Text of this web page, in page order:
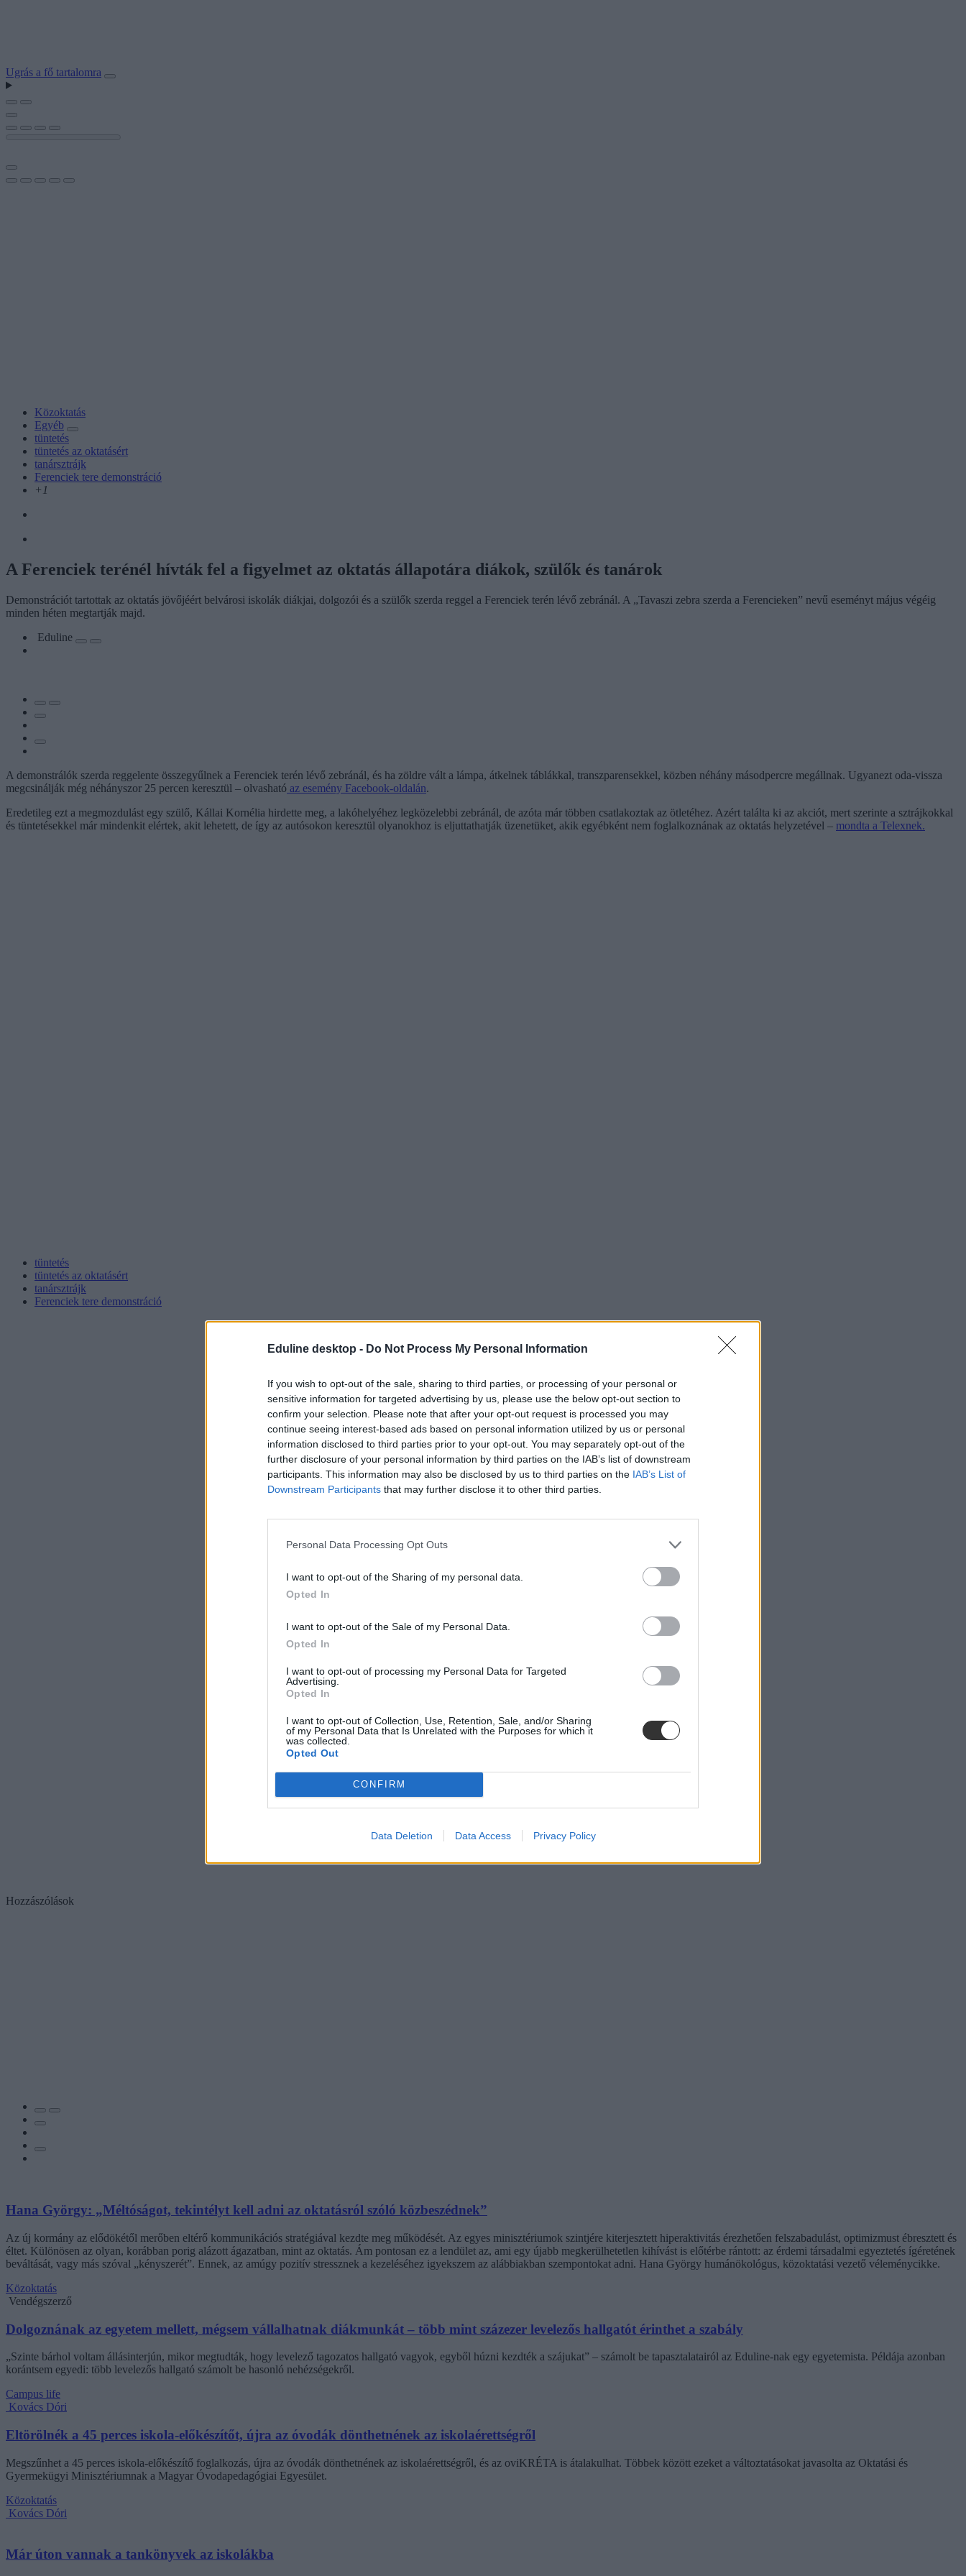
Eduline desktop - Do Not Process My Personal Information
If you wish to opt-out of the sale, sharing to third parties, or processing of your personal or
sensitive information for targeted advertising by us, please use the below opt-out section to
confirm your selection. Please note that after your opt-out request is processed you may
continue seeing interest-based ads based on personal information utilized by us or personal
information disclosed to third parties prior to your opt-out. You may separately opt-out of the
further disclosure of your personal information by third parties on the IAB’s list of downstream
participants. This information may also be disclosed by us to third parties on the IAB’s List of
Downstream Participants that may further disclose it to other third parties.
Personal Data Processing Opt Outs
I want to opt-out of the Sharing of my personal data.
Opted In
I want to opt-out of the Sale of my Personal Data.
Opted In
I want to opt-out of processing my Personal Data for Targeted
Advertising.
Opted In
I want to opt-out of Collection, Use, Retention, Sale, and/or Sharing
of my Personal Data that Is Unrelated with the Purposes for which it
was collected.
Opted Out
CONFIRM
Data Deletion Data Access Privacy Policy
Ugrás a fő tartalomra
Közoktatás
Egyéb
tüntetés
tüntetés az oktatásért
tanársztrájk
Ferenciek tere demonstráció
+1
A Ferenciek terénél hívták fel a figyelmet az oktatás állapotára diákok, szülők és tanárok
Demonstrációt tartottak az oktatás jövőjéért belvárosi iskolák diákjai, dolgozói és a szülők szerda reggel a Ferenciek terén lévő zebránál. A „Tavaszi zebra szerda a Ferencieken” nevű eseményt május végéig
minden héten megtartják majd.
Eduline
A demonstrálók szerda reggelente összegyűlnek a Ferenciek terén lévő zebránál, és ha zöldre vált a lámpa, átkelnek táblákkal, transzparensekkel, közben néhány másodpercre megállnak. Ugyanezt oda-vissza
megcsinálják még néhányszor 25 percen keresztül – olvasható az esemény Facebook-oldalán.
Eredetileg ezt a megmozdulást egy szülő, Kállai Kornélia hirdette meg, a lakóhelyéhez legközelebbi zebránál, de azóta már többen csatlakoztak az ötletéhez. Azért találta ki az akciót, mert szerinte a sztrájkokkal
és tüntetésekkel már mindenkit elértek, akit lehetett, de így az autósokon keresztül olyanokhoz is eljuttathatják üzenetüket, akik egyébként nem foglalkoznának az oktatás helyzetével – mondta a Telexnek.
tüntetés
tüntetés az oktatásért
tanársztrájk
Ferenciek tere demonstráció
Hozzászólások
Hana György: „Méltóságot, tekintélyt kell adni az oktatásról szóló közbeszédnek”
Az új kormány az elődökétől merőben eltérő kommunikációs stratégiával kezdte meg működését. Az egyes minisztériumok szintjére kiterjesztett hiperaktivitás érezhetően felszabadulást, optimizmust ébresztett és
éltet. Különösen az olyan, korábban porig alázott ágazatban, mint az oktatás. Ám pontosan ez a lendület az, ami egy újabb megkerülhetetlen kihívást is előtérbe rántott: az érdemi társadalmi egyeztetés ígéretének
beváltását, vagy más szóval „kényszerét”. Ennek, az amúgy pozitív stressznek a kezeléséhez igyekszem az alábbiakban szempontokat adni. Hana György humánökológus, közoktatási vezető véleménycikke.
Közoktatás
Vendégszerző
Dolgoznának az egyetem mellett, mégsem vállalhatnak diákmunkát – több mint százezer levelezős hallgatót érinthet a szabály
„Szinte bárhol voltam állásinterjún, mikor megtudták, hogy levelező tagozatos hallgató vagyok, egyből húzni kezdték a szájukat” – számolt be tapasztalatairól az Eduline-nak egy egyetemista. Példája azonban
korántsem egyedi: több levelezős hallgató számolt be hasonló nehézségekről.
Campus life
Kovács Dóri
Eltörölnék a 45 perces iskola-előkészítőt, újra az óvodák dönthetnének az iskolaérettségről
Megszűnhet a 45 perces iskola-előkészítő foglalkozás, újra az óvodák dönthetnének az iskolaérettségről, és az oviKRÉTA is átalakulhat. Többek között ezeket a változtatásokat javasolta az Oktatási és
Gyermekügyi Minisztériumnak a Magyar Óvodapedagógiai Egyesület.
Közoktatás
Kovács Dóri
Már úton vannak a tankönyvek az iskolákba